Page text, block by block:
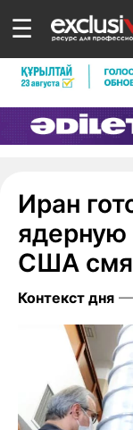
☰
Иран
ядерную
США
Контекст дня —